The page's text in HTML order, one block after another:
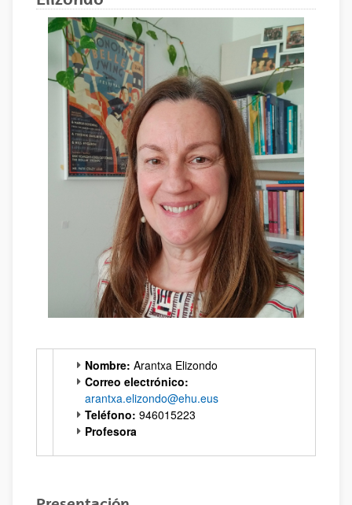
Nombre: Arantxa Elizondo
Correo electrónico:
arantxa.elizondo@ehu.eus
Teléfono: 946015223
Profesora